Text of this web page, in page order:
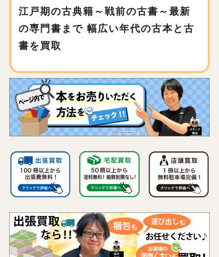
江戸期の古典籍～戦前の古書～最新
の専門書まで 幅広い年代の古本と古
書を買取